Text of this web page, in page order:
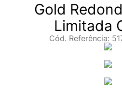
Gold
Limitada
Cód. Referência: